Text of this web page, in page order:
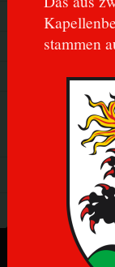
stammen